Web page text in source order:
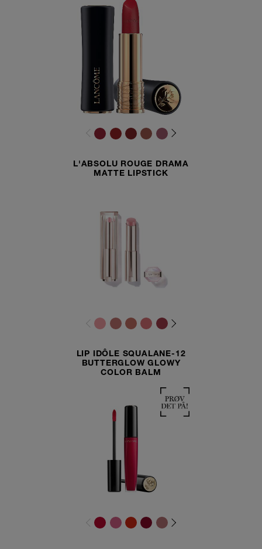
L'ABSOLU ROUGE DRAMA
MATTE LIPSTICK
LIP IDÔLE SQUALANE-12
BUTTERGLOW GLOWY
COLOR BALM